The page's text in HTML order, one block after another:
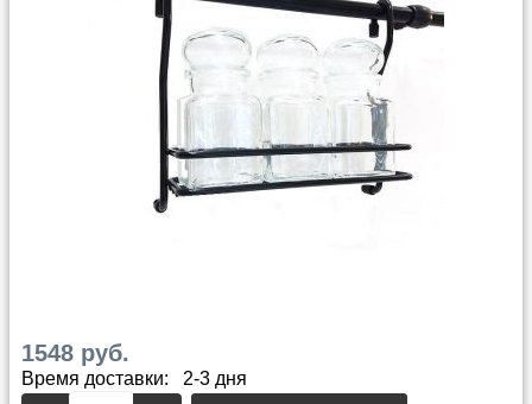
1548 руб.
Время доставки: 2-3 дня